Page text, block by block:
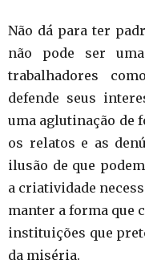
Não dá para ter
não pode ser
trabalhadores
defende seus
uma aglutinação de
os relatos e as
ilusão de que
a criatividade
manter a forma que
instituições que
da miséria.